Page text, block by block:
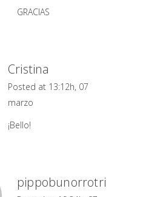
GRACIAS
Cristina
Posted at 13:12h, 07
marzo
¡Bello!
pippobunorrotri